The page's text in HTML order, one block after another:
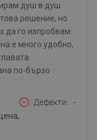
душ в душ
решение, но
да го изпробвам
е много удобно,
по-бързо
Дефекти -